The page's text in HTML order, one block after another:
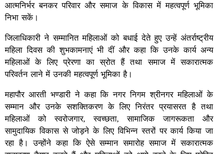
आत्मनिर्भर बनकर परिवार और समाज के विकास में महत्वपूर्ण भूमिका
निभा सकें।
जिलाधिकारी ने सम्मानित महिलाओं को बधाई देते हुए उन्हें अंतर्राष्ट्रीय
महिला दिवस की शुभकामनाएं भी दीं और कहा कि उनके कार्य अन्य
महिलाओं के लिए प्रेरणा का स्रोत हैं तथा समाज में सकारात्मक
परिवर्तन लाने में उनकी महत्वपूर्ण भूमिका है।
महापौर आरती भण्डारी ने कहा कि नगर निगम श्रीनगर महिलाओं के
सम्मान और उनके सशक्तिकरण के लिए निरंतर प्रयासरत है तथा
महिलाओं को स्वरोजगार, स्वच्छता, सामाजिक जागरूकता और
सामुदायिक विकास से जोड़ने के लिए विभिन्न स्तरों पर कार्य किया जा
रहा है। उन्होंने कहा कि ऐसे सम्मान समारोह समाज में सकारात्मक